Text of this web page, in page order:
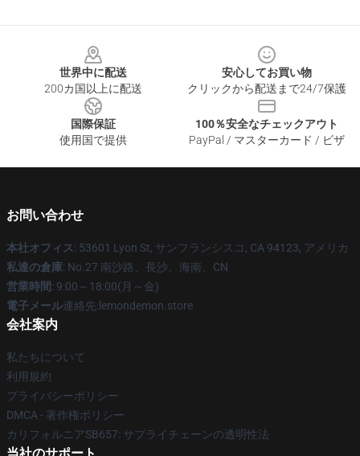
世界中に配送
200カ国以上に配送
安心してお買い物
クリックから配送まで24/7保護
国際保証
使用国で提供
100％安全なチェックアウト
PayPal / マスターカード / ビザ
お問い合わせ
本社オフィス: 53601 Lyon St, サンフランシスコ, CA 94123, アメリカ
私達の倉庫: No.27 南沙路、長沙、海南、CN
営業時間: 9:00～18:00(月～金)
電子メール連絡先:lemondemon.store
会社案内
私たちについて
利用規約
プライバシーポリシー
DMCA - 著作権ポリシー
カリフォルニアSB657: サプライチェーンの透明性法